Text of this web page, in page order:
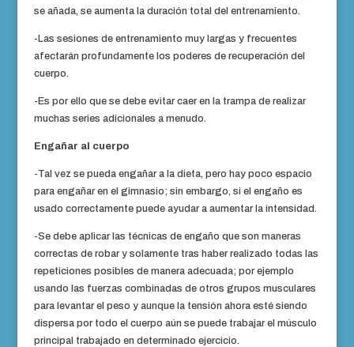
se añada, se aumenta la duración total del entrenamiento.
-Las sesiones de entrenamiento muy largas y frecuentes
afectarán profundamente los poderes de recuperación del
cuerpo.
-Es por ello que se debe evitar caer en la trampa de realizar
muchas series adicionales a menudo.
Engañar al cuerpo
-Tal vez se pueda engañar a la dieta, pero hay poco espacio
para engañar en el gimnasio; sin embargo, si el engaño es
usado correctamente puede ayudar a aumentar la intensidad.
-Se debe aplicar las técnicas de engaño que son maneras
correctas de robar y solamente tras haber realizado todas las
repeticiones posibles de manera adecuada; por ejemplo
usando las fuerzas combinadas de otros grupos musculares
para levantar el peso y aunque la tensión ahora esté siendo
dispersa por todo el cuerpo aún se puede trabajar el músculo
principal trabajado en determinado ejercicio.